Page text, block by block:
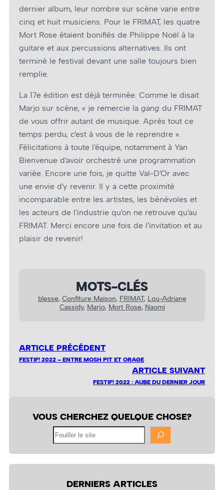
dernier album, leur nombre sur scène varie entre
cinq et huit musiciens. Pour le FRIMAT, les quatre
Mort Rose étaient bonifiés de Philippe Noël à la
guitare et aux percussions alternatives. Ils ont
terminé le festival devant une salle toujours bien
remplie.
La 17e édition est déjà terminée. Comme le disait
Marjo sur scène, « je remercie la gang du FRIMAT
de vous offrir autant de musique. Après tout ce
temps perdu, c’est à vous de le reprendre ».
Félicitations à toute l’équipe, notamment à Yan
Bienvenue d’avoir orchestré une programmation
variée. Encore une fois, je quitte Val-D’Or avec
une envie d’y revenir. Il y a cette proximité
incomparable entre les artistes, les bénévoles et
les acteurs de l’industrie qu’on ne retrouve qu’au
FRIMAT. Merci encore une fois de l’invitation et au
plaisir de revenir!
MOTS-CLÉS
blesse, Confiture Maison, FRIMAT, Lou-Adriane
Cassidy, Marjo, Mort Rose, Naomi
ARTICLE PRÉCÉDENT
FESTIF! 2022 – ENTRE MOSH PIT ET ORAGE
ARTICLE SUIVANT
FESTIF! 2022 : AUBE DU DERNIER JOUR
VOUS CHERCHEZ QUELQUE CHOSE?
DERNIERS ARTICLES